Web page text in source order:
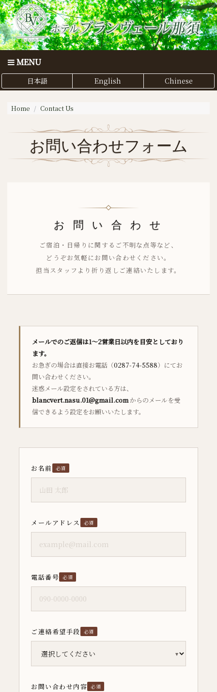
MENU
日本語 English Chinese
Home Contact Us
お問い合わせフォーム
お 問 い 合 わ せ
ご宿泊・日帰りに関するご不明な点等など、
どうぞお気軽にお問い合わせください。
担当スタッフより折り返しご連絡いたします。
メールでのご返信は1〜2営業日以内を目安としており
ます。
お急ぎの場合は直接お電話（0287-74-5588）にてお
問い合わせください。
迷惑メール設定をされている方は、
blancvert.nasu.01@gmail.comからのメールを受
信できるよう設定をお願いいたします。
お名前 必須
メールアドレス 必須
電話番号 必須
ご連絡希望手段 必須
お問い合わせ内容 必須